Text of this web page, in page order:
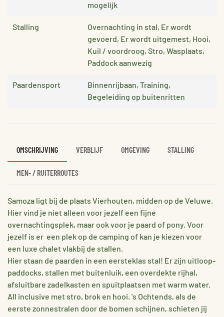
mogelijk
Stalling
Overnachting in stal, Er wordt
gevoerd, Er wordt uitgemest, Hooi,
Kuil / voordroog, Stro, Wasplaats,
Paddock aanwezig
Paardensport
Binnenrijbaan, Training,
Begeleiding op buitenritten
OMSCHRIJVING VERBLIJF OMGEVING STALLING
MEN- / RUITERROUTES
Samoza ligt bij de plaats Vierhouten, midden op de Veluwe.
Hier vind je niet alleen voor jezelf een fijne
overnachtingsplek, maar ook voor je paard of pony. Voor
jezelf is er een plek op de camping of kan je kiezen voor
een luxe chalet vlakbij de stallen.
Hier staan de paarden in een eersteklas stal! Er zijn uitloop-
paddocks, stallen met buitenluik, een overdekte rijhal,
afsluitbare zadelkasten en spuitplaatsen met warm water.
All inclusive met stro, brok en hooi. 's Ochtends, als de
eerste zonnestralen door de bomen schijnen, schieten jij